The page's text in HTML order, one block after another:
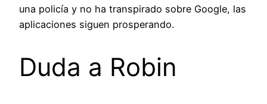
una policía y no ha transpirado sobre Google, las
aplicaciones siguen prosperando.
Duda a Robin